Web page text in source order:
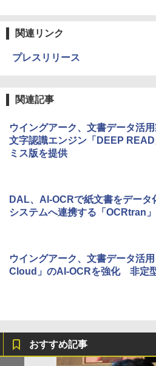
関連リンク
プレスリリース
関連記事
ウイングアーク、文書データ活
文字認識エンジン「DEEP
ミス版を提供
DAL、AI-OCRで紙文書をデータ
システムへ連携する「OCRtran」
ウイングアーク、文書データ活
Cloud」のAI-OCRを強化 非定
おすすめ記事